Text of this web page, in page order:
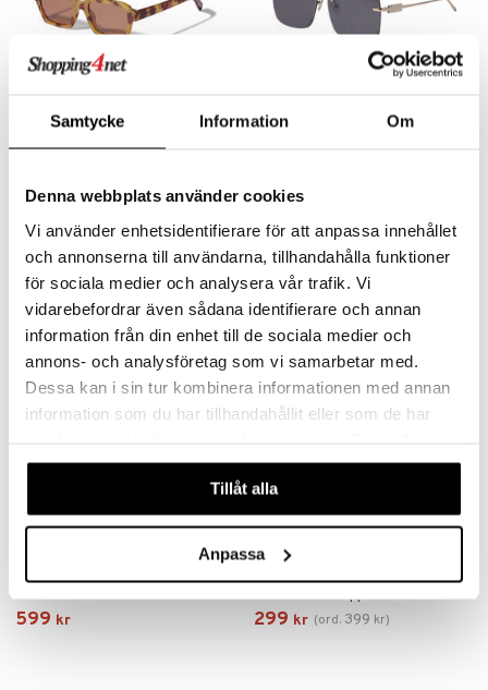
Samtycke Information Om
Denna webbplats använder cookies
Vi använder enhetsidentifierare för att anpassa innehållet
och annonserna till användarna, tillhandahålla funktioner
för sociala medier och analysera vår trafik. Vi
vidarebefordrar även sådana identifierare och annan
information från din enhet till de sociala medier och
annons- och analysföretag som vi samarbetar med.
Dessa kan i sin tur kombinera informationen med annan
information som du har tillhandahållit eller som de har
våra cookies vid fortsatt användande av vår webbplats.
Tillåt alla
Anpassa
75251-0505 ANNALISE
599 kr 349 kr (ord.599kr)
PILGRIM
599 kr
BIOTHERM
Aftersun för kroppen från Biotherm
299 kr (ord. 399 kr)